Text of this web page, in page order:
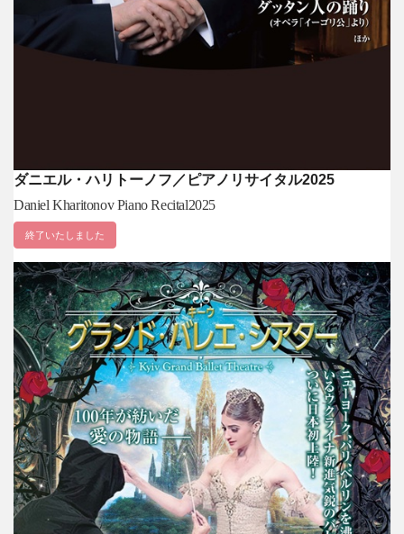
ダニエル・ハリトーノフ／ピアノリサイタル2025
Daniel Kharitonov Piano Recital2025
終了いたしました